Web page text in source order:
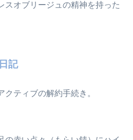
スオブリージュの精神を持った
記
クティブの解約手続き。